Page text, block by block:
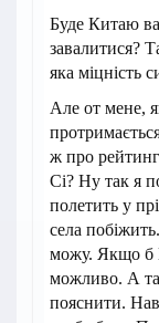
Буде Китаю
завалитися?
яка міцність
Але от мене,
ж про
Сі? Ну так я
полетить у
села
можу. Якщо б
можливо. А
пояснити.